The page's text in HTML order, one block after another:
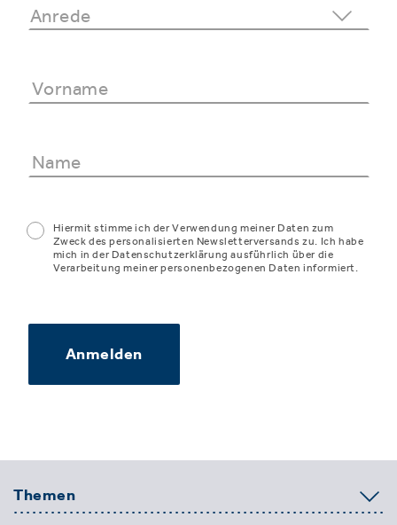
Hiermit stimme ich der Verwendung meiner Daten zum
Zweck des personalisierten Newsletterversands zu. Ich habe
mich in der Datenschutzerklärung ausführlich über die
Verarbeitung meiner personenbezogenen Daten informiert.
Anmelden
Themen